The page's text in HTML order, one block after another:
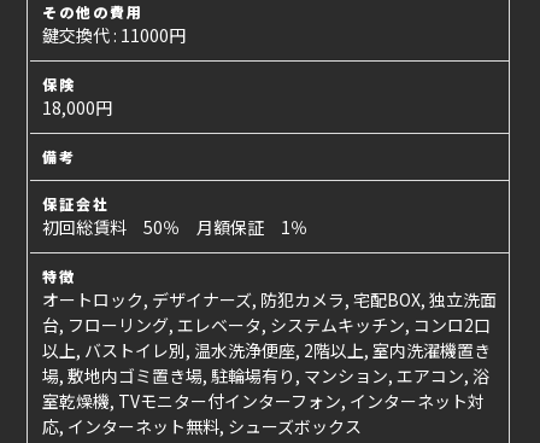
その他の費用
鍵交換代 : 11000円
保険
18,000円
備考
保証会社
初回総賃料 50％ 月額保証 1％
特徴
オートロック, デザイナーズ, 防犯カメラ, 宅配BOX, 独立洗面
台, フローリング, エレベータ, システムキッチン, コンロ2口
以上, バストイレ別, 温水洗浄便座, 2階以上, 室内洗濯機置き
場, 敷地内ゴミ置き場, 駐輪場有り, マンション, エアコン, 浴
室乾燥機, TVモニター付インターフォン, インターネット対
応, インターネット無料, シューズボックス